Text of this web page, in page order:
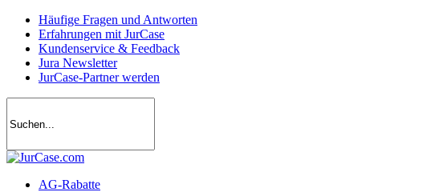
Skip
main
content
Häufige Fragen und Antworten
Erfahrungen mit JurCase
Kundenservice & Feedback
Jura Newsletter
JurCase-Partner werden
search
account
Menu
AG-Rabatte